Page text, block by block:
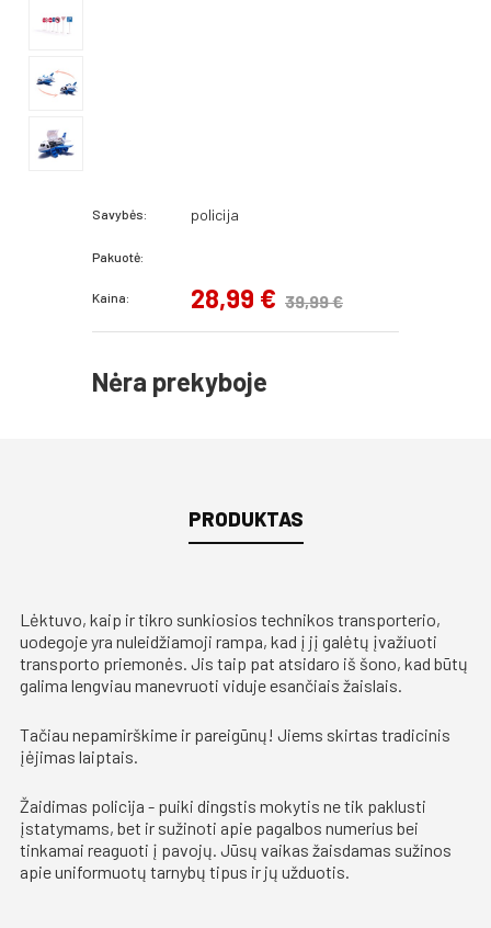
Savybės: policija
Pakuotė:
Kaina: 28,99 € 39,99 €
Nėra prekyboje
PRODUKTAS
Lėktuvo, kaip ir tikro sunkiosios technikos transporterio,
uodegoje yra nuleidžiamoji rampa, kad į jį galėtų įvažiuoti
transporto priemonės. Jis taip pat atsidaro iš šono, kad būtų
galima lengviau manevruoti viduje esančiais žaislais.
Tačiau nepamirškime ir pareigūnų! Jiems skirtas tradicinis
įėjimas laiptais.
Žaidimas policija - puiki dingstis mokytis ne tik paklusti
įstatymams, bet ir sužinoti apie pagalbos numerius bei
tinkamai reaguoti į pavojų. Jūsų vaikas žaisdamas sužinos
apie uniformuotų tarnybų tipus ir jų užduotis.